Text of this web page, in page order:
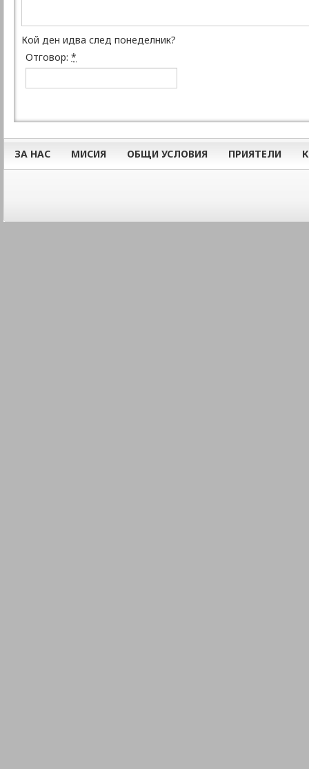
Кой ден идва след понеделник?
Отговор: *
ЗА НАС МИСИЯ ОБЩИ УСЛОВИЯ ПРИЯТЕЛИ